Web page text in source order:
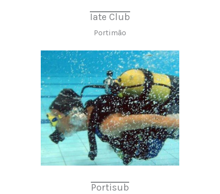
Iate Club
Portimão
Portisub